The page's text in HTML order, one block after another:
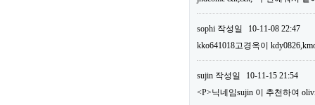
sophi 작성일
10-11-08 22:47
kko641018고경옥이
sujin 작성일
10-11-15 21:54
<P>닉네임sujin 이 추천하여